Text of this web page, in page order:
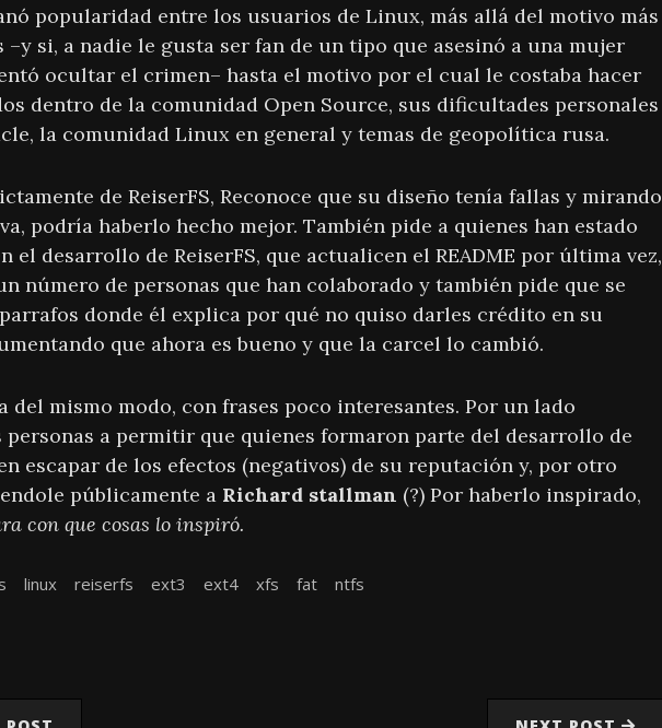
popularidad entre los usuarios de Linux, más allá del motivo más
–y si, a nadie le gusta ser fan de un tipo que asesinó a una mujer
ocultar el crimen– hasta el motivo por el cual le costaba hacer
dentro de la comunidad Open Source, sus dificultades personales
la comunidad Linux en general y temas de geopolítica rusa.
de ReiserFS, Reconoce que su diseño tenía fallas y mirando
podría haberlo hecho mejor. También pide a quienes han estado
el desarrollo de ReiserFS, que actualicen el README por última vez,
número de personas que han colaborado y también pide que se
donde él explica por qué no quiso darles crédito en su
que ahora es bueno y que la carcel lo cambió.
del mismo modo, con frases poco interesantes. Por un lado
personas a permitir que quienes formaron parte del desarrollo de
escapar de los efectos (negativos) de su reputación y, por otro
públicamente a Richard stallman (?) Por haberlo inspirado,
con que cosas lo inspiró.
linux reiserfs ext3 ext4 xfs fat ntfs